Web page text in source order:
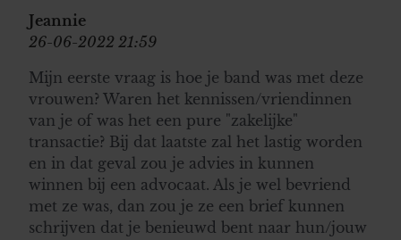
Jeannie
26-06-2022 21:59
Mijn eerste vraag is hoe je band was met deze
vrouwen? Waren het kennissen/vriendinnen
van je of was het een pure "zakelijke"
transactie? Bij dat laatste zal het lastig worden
en in dat geval zou je advies in kunnen
winnen bij een advocaat. Als je wel bevriend
met ze was, dan zou je ze een brief kunnen
schrijven dat je benieuwd bent naar hun/jouw